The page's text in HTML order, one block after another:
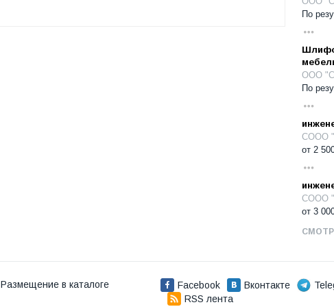
По
ООО
По
СООО
от 2
СООО
от 3
Размещение в каталоге Facebook Вконтакте
RSS лента